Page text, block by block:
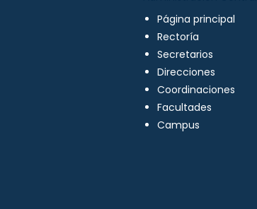
Página principal
Rectoría
Secretarios
Direcciones
Coordinaciones
Facultades
Campus